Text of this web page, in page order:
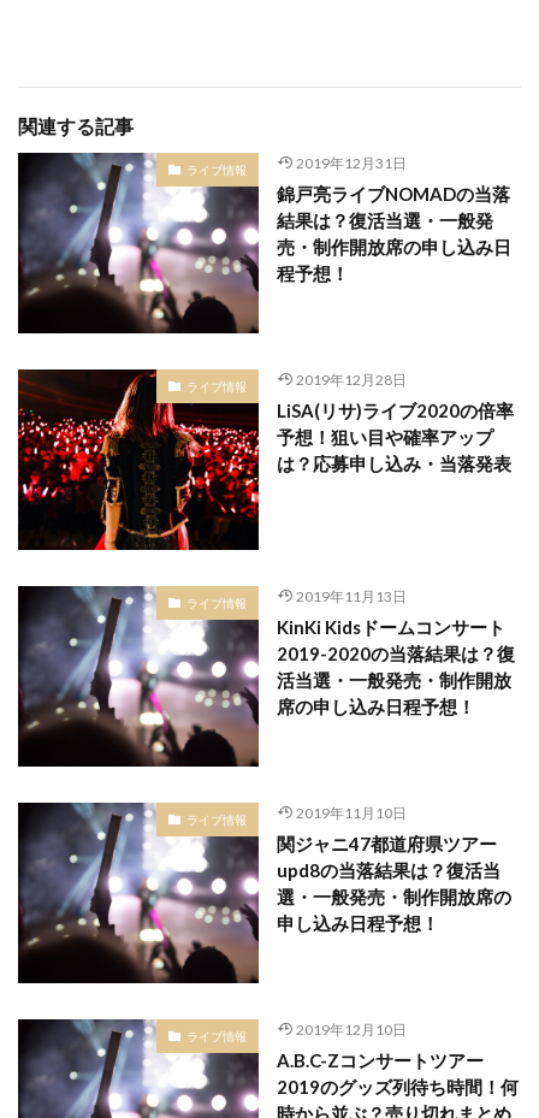
関連する記事
ライブ情報 2019年12月31日
錦戸亮ライブNOMADの当落
結果は？復活当選・一般発
売・制作開放席の申し込み日
程予想！
ライブ情報 2019年12月28日
LiSA(リサ)ライブ2020の倍率
予想！狙い目や確率アップ
は？応募申し込み・当落発表
ライブ情報 2019年11月13日
KinKi Kidsドームコンサート
2019-2020の当落結果は？復
活当選・一般発売・制作開放
席の申し込み日程予想！
ライブ情報 2019年11月10日
関ジャニ47都道府県ツアー
upd8の当落結果は？復活当
選・一般発売・制作開放席の
申し込み日程予想！
ライブ情報 2019年12月10日
A.B.C-Zコンサートツアー
2019のグッズ列待ち時間！何
時から並ぶ？売り切れまとめ